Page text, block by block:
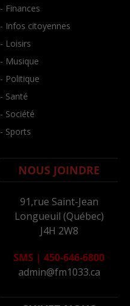
- Finances
- Infos citoyennes
- Loisirs
- Musique
- Politique
- Santé
- Société
- Sports
NOUS JOINDRE
91,rue Saint-Jean
Longueuil (Québec)
J4H 2W8
SMS | 450-646-6800
admin@fm1033.ca